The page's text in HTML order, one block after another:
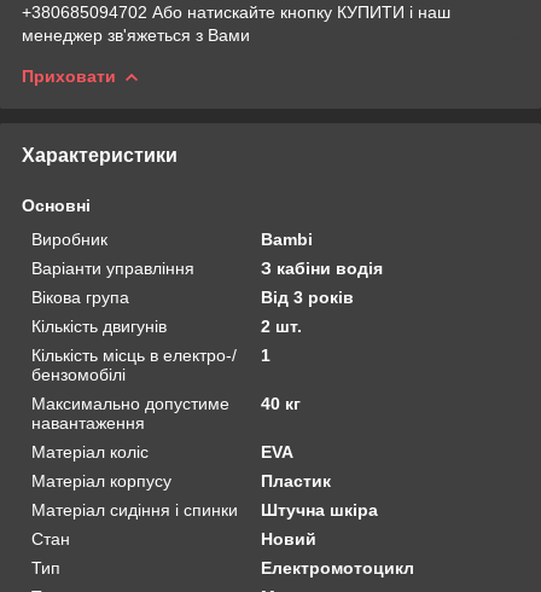
+380685094702 Або натискайте кнопку КУПИТИ і наш
менеджер зв'яжеться з Вами
Приховати
Характеристики
Основні
Виробник
Bambi
Варіанти управління
З кабіни водія
Вікова група
Від 3 років
Кількість двигунів
2 шт.
Кількість місць в електро-/
бензомобілі
1
Максимально допустиме
навантаження
40 кг
Матеріал коліс
EVA
Матеріал корпусу
Пластик
Матеріал сидіння і спинки
Штучна шкіра
Стан
Новий
Тип
Електромотоцикл